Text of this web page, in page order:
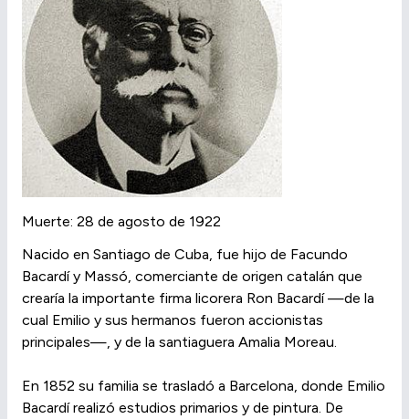
Muerte: 28 de agosto de 1922
Nacido en Santiago de Cuba, fue hijo de Facundo
Bacardí y Massó, comerciante de origen catalán que
crearía la importante firma licorera Ron Bacardí —de la
cual Emilio y sus hermanos fueron accionistas
principales—, y de la santiaguera Amalia Moreau.
En 1852 su familia se trasladó a Barcelona, donde Emilio
Bacardí realizó estudios primarios y de pintura. De